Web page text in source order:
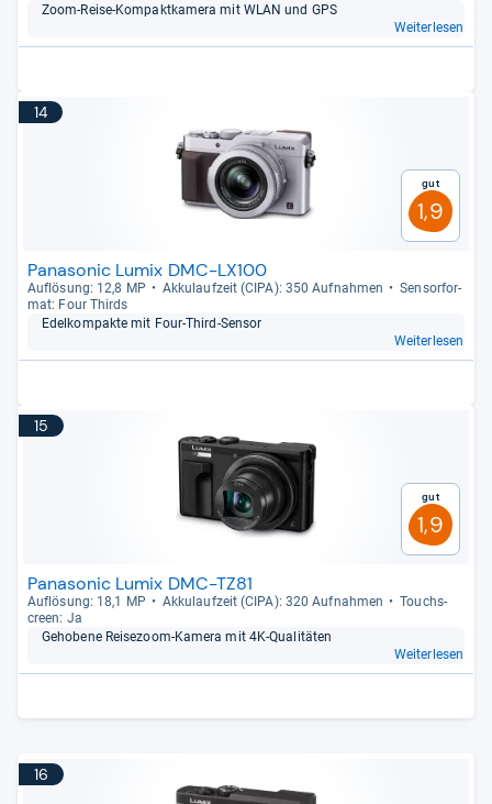
Zoom-​Reise-​Kom­pakt­ka­mera mit WLAN und GPS
Weiterlesen
14
Gut
1,9
Panasonic Lumix DMC-LX100
Auf­lö­sung: 12,8 MP Akku­lauf­zeit (CIPA): 350 Auf­nah­men
Sen­sor­for­
mat: Four Thirds
Edel­kom­pakte mit Four-​Third-​Sen­sor
Weiterlesen
15
Gut
1,9
Panasonic Lumix DMC-TZ81
Auf­lö­sung: 18,1 MP Akku­lauf­zeit (CIPA): 320 Auf­nah­men
Touch­s­
creen: Ja
Geho­bene Rei­se­zoom-​Kamera mit 4K-​Qua­li­tä­ten
Weiterlesen
16